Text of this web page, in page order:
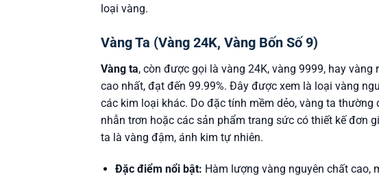
loại vàng.
Vàng Ta (Vàng 24K, Vàng Bốn Số 9)
Vàng ta, còn được gọi là vàng 24K, vàng 9999, hay
cao nhất, đạt đến 99.99%. Đây được xem là loại vàng
các kim loại khác. Do đặc tính mềm dẻo, vàng ta
nhẫn trơn hoặc các sản phẩm trang sức có thiết kế đơn
ta là vàng đậm, ánh kim tự nhiên.
Đặc điểm nổi bật: Hàm lượng vàng nguyên chất cao,